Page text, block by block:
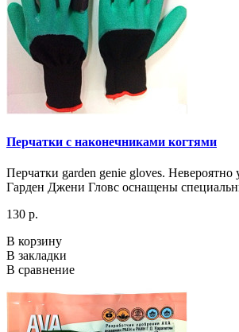
Перчатки с наконечниками когтями
Перчатки garden genie gloves. Невероятно
Гарден Джени Гловс оснащены
130 р.
В корзину
В закладки
В сравнение